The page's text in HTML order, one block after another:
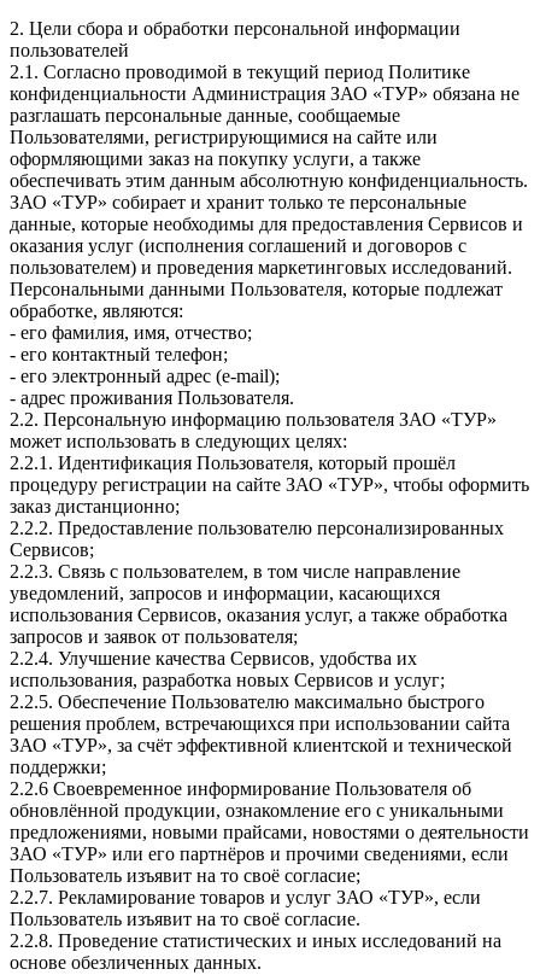
2. Цели сбора и обработки персональной информации
пользователей
2.1. Согласно проводимой в текущий период Политике
конфиденциальности Администрация ЗАО «ТУР» обязана не
разглашать персональные данные, сообщаемые
Пользователями, регистрирующимися на сайте или
оформляющими заказ на покупку услуги, а также
обеспечивать этим данным абсолютную конфиденциальность.
ЗАО «ТУР» собирает и хранит только те персональные
данные, которые необходимы для предоставления Сервисов и
оказания услуг (исполнения соглашений и договоров с
пользователем) и проведения маркетинговых исследований.
Персональными данными Пользователя, которые подлежат
обработке, являются:
- его фамилия, имя, отчество;
- его контактный телефон;
- его электронный адрес (e-mail);
- адрес проживания Пользователя.
2.2. Персональную информацию пользователя ЗАО «ТУР»
может использовать в следующих целях:
2.2.1. Идентификация Пользователя, который прошёл
процедуру регистрации на сайте ЗАО «ТУР», чтобы оформить
заказ дистанционно;
2.2.2. Предоставление пользователю персонализированных
Сервисов;
2.2.3. Связь с пользователем, в том числе направление
уведомлений, запросов и информации, касающихся
использования Сервисов, оказания услуг, а также обработка
запросов и заявок от пользователя;
2.2.4. Улучшение качества Сервисов, удобства их
использования, разработка новых Сервисов и услуг;
2.2.5. Обеспечение Пользователю максимально быстрого
решения проблем, встречающихся при использовании сайта
ЗАО «ТУР», за счёт эффективной клиентской и технической
поддержки;
2.2.6 Своевременное информирование Пользователя об
обновлённой продукции, ознакомление его с уникальными
предложениями, новыми прайсами, новостями о деятельности
ЗАО «ТУР» или его партнёров и прочими сведениями, если
Пользователь изъявит на то своё согласие;
2.2.7. Рекламирование товаров и услуг ЗАО «ТУР», если
Пользователь изъявит на то своё согласие.
2.2.8. Проведение статистических и иных исследований на
основе обезличенных данных.